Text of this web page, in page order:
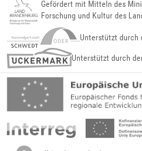
Gefördert mit Mitteln des
Forschung und Kultur des
Unterstützt durch
Unterstützt durch